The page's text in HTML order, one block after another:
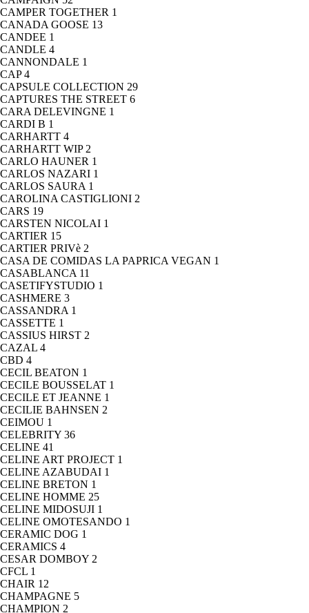
CAMPER TOGETHER 1
CANADA GOOSE 13
CANDEE 1
CANDLE 4
CANNONDALE 1
CAP4
CAPSULE COLLECTION 29
CAPTURES THE STREET 6
CARA DELEVINGNE 1
CARDI B 1
CARHARTT 4
CARHARTT WIP 2
CARLO HAUNER 1
CARLOS NAZARI 1
CARLOS SAURA 1
CAROLINA CASTIGLIONI 2
CARS 19
CARSTEN NICOLAI 1
CARTIER 15
CARTIER PRIVè 2
CASA DE COMIDAS LA PAPRICA VEGAN 1
CASABLANCA 11
CASETIFYSTUDIO 1
CASHMERE 3
CASSANDRA 1
CASSETTE 1
CASSIUS HIRST 2
CAZAL 4
CBD 4
CECIL BEATON 1
CECILE BOUSSELAT 1
CECILE ET JEANNE 1
CECILIE BAHNSEN 2
CEIMOU 1
CELEBRITY 36
CELINE 41
CELINE ART PROJECT 1
CELINE AZABUDAI 1
CELINE BRETON 1
CELINE HOMME 25
CELINE MIDOSUJI 1
CELINE OMOTESANDO 1
CERAMIC DOG 1
CERAMICS 4
CESAR DOMBOY 2
CFCL 1
CHAIR 12
CHAMPAGNE 5
CHAMPION 2